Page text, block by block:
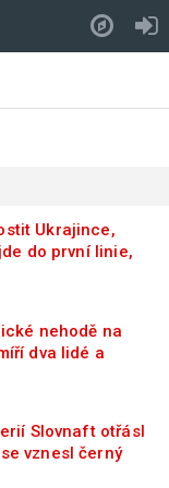
Ukrajince,
do první linie,
nehodě na
dva lidé a
Slovnaft otřásl
vznesl černý